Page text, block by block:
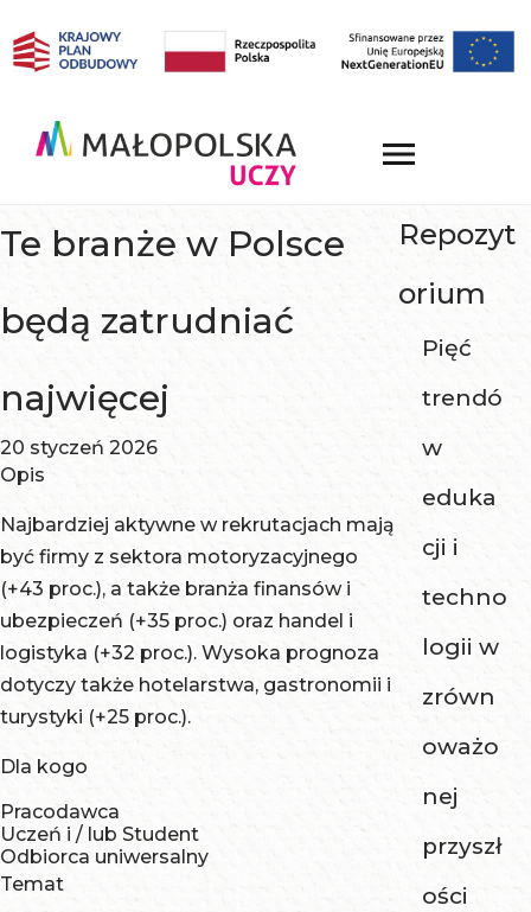
Te branże w Polsce
będą zatrudniać
najwięcej
20 styczeń 2026
Opis
Najbardziej aktywne w rekrutacjach mają
być firmy z sektora motoryzacyjnego
(+43 proc.), a także branża finansów i
ubezpieczeń (+35 proc.) oraz handel i
logistyka (+32 proc.). Wysoka prognoza
dotyczy także hotelarstwa, gastronomii i
turystyki (+25 proc.).
Dla kogo
Pracodawca
Uczeń i / lub Student
Odbiorca uniwersalny
Temat
Repozyt
orium
Pięć
trendó
w
eduka
cji i
techno
logii w
zrówn
oważo
nej
przyszł
ości